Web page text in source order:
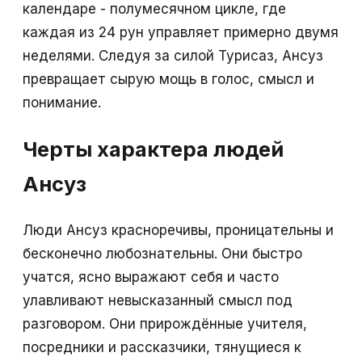
календаре - полумесячном цикле, где
каждая из 24 рун управляет примерно двумя
неделями. Следуя за силой Турисаз, Ансуз
превращает сырую мощь в голос, смысл и
понимание.
Черты характера людей
Ансуз
Люди Ансуз красноречивы, проницательны и
бесконечно любознательны. Они быстро
учатся, ясно выражают себя и часто
улавливают невысказанный смысл под
разговором. Они прирождённые учителя,
посредники и рассказчики, тянущиеся к